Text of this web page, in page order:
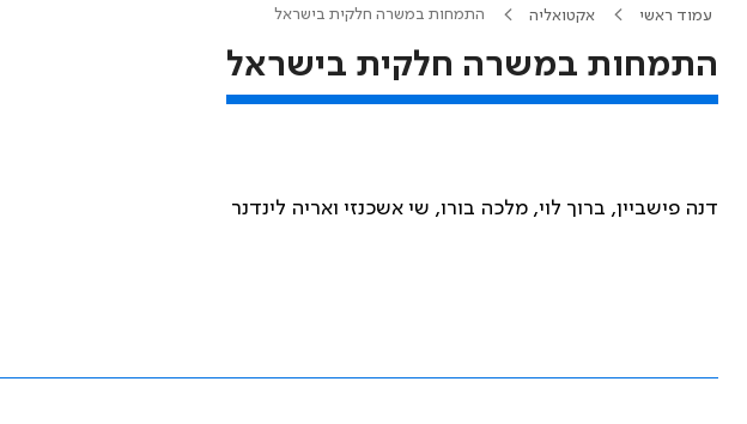
עמוד ראשי אקטואליה התמחות במשרה חלקית בישראל
התמחות במשרה חלקית בישראל
דנה פישביין, ברוך לוי, מלכה בורו, שי אשכנזי ואריה לינדנר